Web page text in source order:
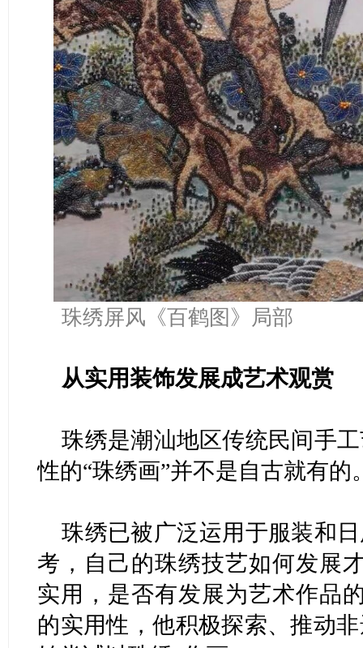
珠绣屏风《百鹤图》局部
从实用装饰发展成艺术观赏
珠绣是潮汕地区传统民间手
性的“珠绣画”并不是自古就有的
珠绣已被广泛运用于服装和
考，自己的珠绣技艺如何发展
实用，是否有发展为艺术作品
的实用性，他积极探索、推动